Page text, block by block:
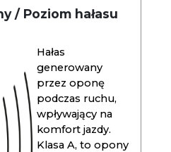
/ Poziom hałasu
Hałas
generowany
przez oponę
podczas ruchu,
wpływający na
komfort jazdy.
Klasa A, to opony